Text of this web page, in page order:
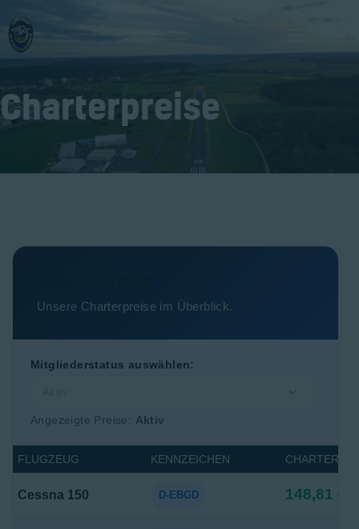
Charterpreise
Home
Verein
Fliegen
Kontakt
Unsere Charterpreise im Überblick.
Mitgliederstatus auswählen:
Angezeigte Preise: Aktiv
FLUGZEUG KENNZEICHEN
Cessna 150 D-EBGD 148,81 €